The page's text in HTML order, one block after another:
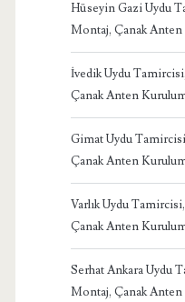
Hüseyin Gazi Uydu
Montaj, Çanak
İvedik Uydu
Çanak Anten
Gimat Uydu
Çanak Anten
Varlık Uydu
Çanak Anten
Serhat Ankara Uydu
Montaj, Çanak